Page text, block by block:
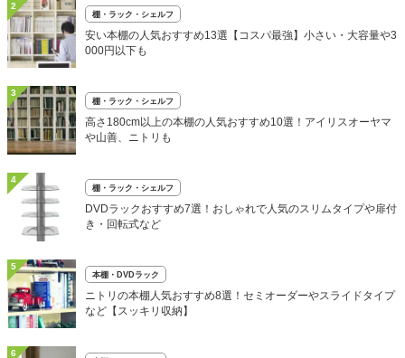
2
棚・ラック・シェルフ
安い本棚の人気おすすめ13選【コスパ最強】小さい・大容量や3
000円以下も
3
棚・ラック・シェルフ
高さ180cm以上の本棚の人気おすすめ10選！アイリスオーヤマ
や山善、ニトリも
4
棚・ラック・シェルフ
DVDラックおすすめ7選！おしゃれで人気のスリムタイプや扉付
き・回転式など
5
本棚・DVDラック
ニトリの本棚人気おすすめ8選！セミオーダーやスライドタイプ
など【スッキリ収納】
6